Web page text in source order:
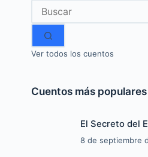
Sin
resultados
Ver todos los cuentos
Cuentos más populares
El Secreto del
8 de septiembre